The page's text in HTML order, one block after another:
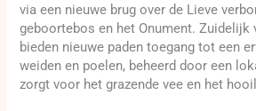
via een nieuwe brug over de Lieve
geboortebos en het Onument. Zuidelijk
bieden nieuwe paden toegang tot een
weiden en poelen, beheerd door een
zorgt voor het grazende vee en het